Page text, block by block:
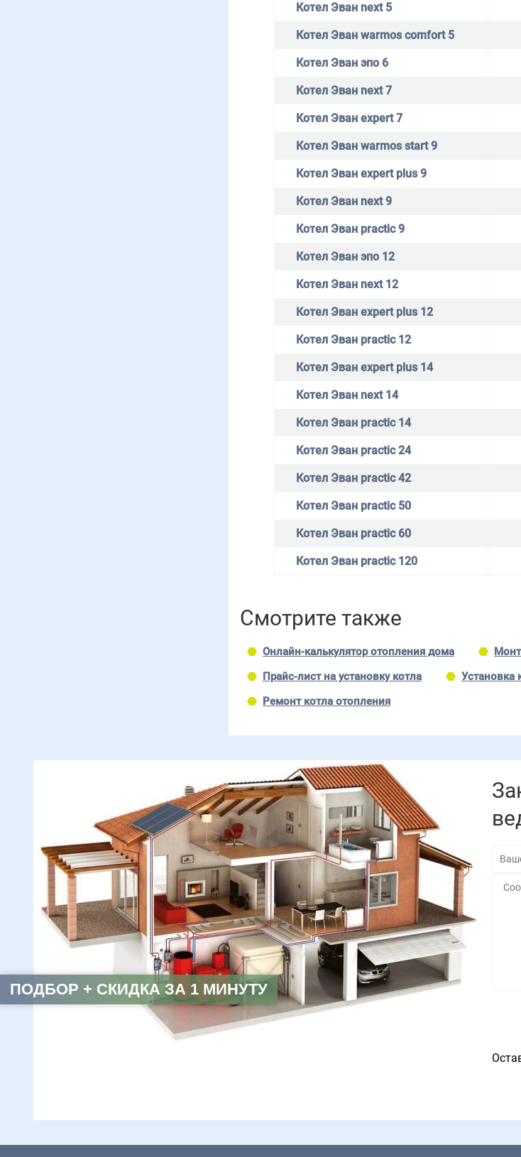
Котел Эван next 5
Котел Эван warmos comfort 5
Котел Эван эпо 6
Котел Эван next 7
Котел Эван expert 7
Котел Эван warmos start 9
Котел Эван expert plus 9
Котел Эван next 9
Котел Эван practic 9
Котел Эван эпо 12
Котел Эван next 12
Котел Эван expert plus 12
Котел Эван practic 12
Котел Эван expert plus 14
Котел Эван next 14
Котел Эван practic 14
Котел Эван practic 24
Котел Эван practic 42
Котел Эван practic 50
Котел Эван practic 60
Котел Эван practic 120
Смотрите также
Онлайн-калькулятор отопления дома
Прайс-лист на установку котла
Установка
Ремонт котла отопления
ПОДБОР + СКИДКА ЗА 1 МИНУТУ